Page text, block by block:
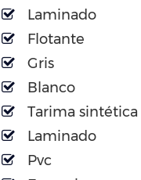
Laminado
Flotante
Gris
Blanco
Tarima sintética
Laminado
Pvc